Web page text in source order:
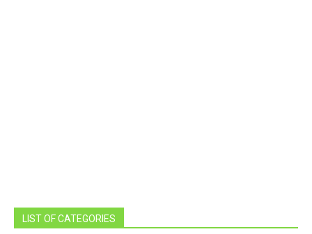
LIST OF CATEGORIES